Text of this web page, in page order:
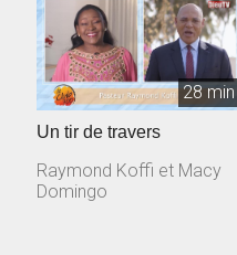
28 min
Un tir de travers
Raymond Koffi et Macy
Domingo